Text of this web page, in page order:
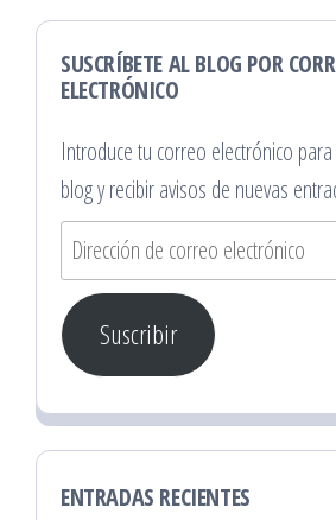
SUSCRÍBETE AL BLOG POR
ELECTRÓNICO
Introduce tu correo electrónico
blog y recibir avisos de nuevas
Dirección
de
correo
electrónico
Suscribir
ENTRADAS RECIENTES